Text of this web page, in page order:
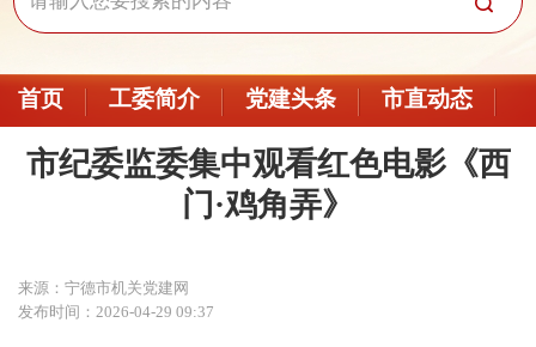
首页 工委简介 党建头条 市直动态
市纪委监委集中观看红色电影《西
门·鸡角弄》
来源：宁德市机关党建网
发布时间：2026-04-29 09:37